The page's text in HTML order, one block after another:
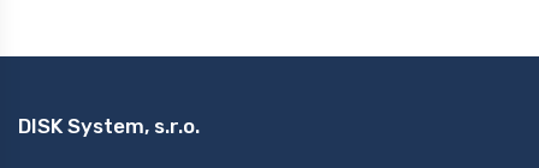
DISK System, s.r.o.